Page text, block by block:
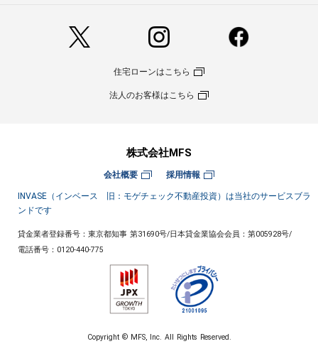
住宅ローンはこちら
法人のお客様はこちら
株式会社MFS
会社概要 採用情報
INVASE（インベース 旧：モゲチェック不動産投資）は当社のサービスブラ
ンドです
貸金業者登録番号：東京都知事 第31690号/日本貸金業協会会員：第005928号/
電話番号： 0120-440-775
Copyright © MFS, Inc. All Rights Reserved.